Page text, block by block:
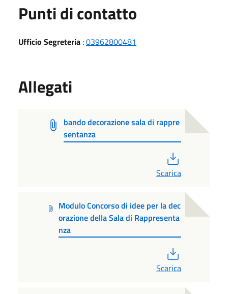
Punti di contatto
Ufficio Segreteria :03962800481
Allegati
bando decorazione sala di rappre
sentanza
Scarica
Modulo Concorso di idee per la dec
orazione della Sala di Rappresenta
nza
Scarica